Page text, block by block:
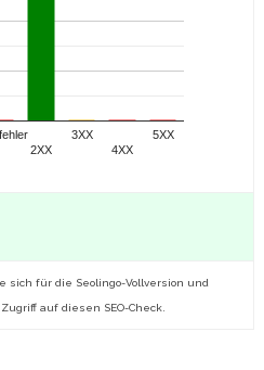
2XX
3XX
4XX
5XX
sich für die Seolingo-Vollversion und
auf diesen SEO-Check.